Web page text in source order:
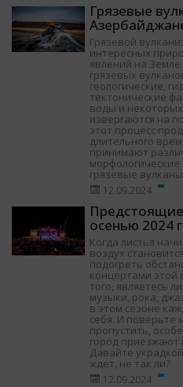
Грязевые
Грязевой
интересных
явлений на
грязевых
геологические,
тектонические
воды и
извергаются на
этот процесс
длительного
принимают
грязевые
12.09.2024
осенью 2024
Когда листья
воздух
подогреть
концертами этой
того, являетесь
музыки, рока,
в этом сезоне
себя. И поверьте
пропустить,
город
Давайте
ждет, не так ли?
12.09.2024